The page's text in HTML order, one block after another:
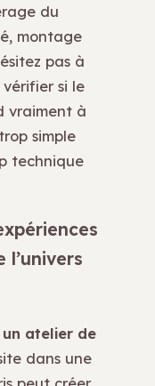
du
montage
pas à
si le
vraiment à
simple
technique
atelier de
dans une